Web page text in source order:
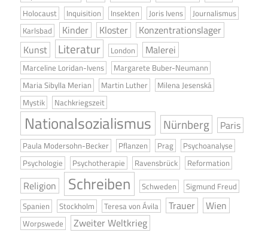
Holocaust
Inquisition Insekten Joris Ivens
Journalismus
Karlsbad
Kinder Kloster
Konzentrationslager
Kunst
Literatur London Malerei
Marceline Loridan-Ivens
Margarete Buber-Neumann
Maria Sibylla Merian
Martin Luther
Milena Jesenská
Mystik
Nachkriegszeit
Nationalsozialismus Nürnberg Paris
Paula Modersohn-Becker Pflanzen Prag
Psychoanalyse
Psychologie
Psychotherapie Ravensbrück Reformation
Religion Schreiben Schweden
Sigmund Freud
Spanien
Stockholm Teresa von Ávila Trauer Wien
Worpswede Zweiter Weltkrieg